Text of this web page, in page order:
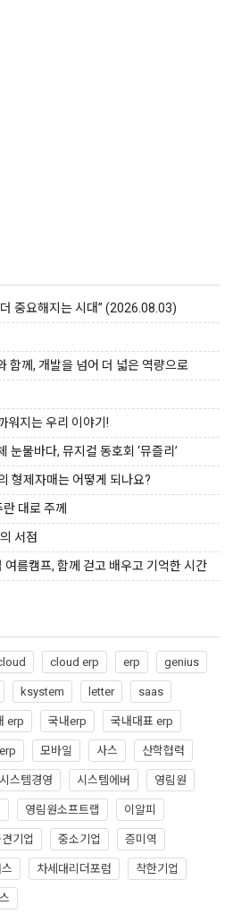
중요해지는 시대” (2026.08.03)
함께, 개발을 넘어 더 넓은 역량으로
워지는 우리 이야기!
눈물바다, 뮤지컬 동호회 ‘뮤즐리’
형제자매는 어떻게 되나요?
대로 주께
서점
여름캠프, 함께 걷고 배우고 기억한 시간
cloud erp erp
genius
ksystem letter
saas
erp 국내erp
국내대표 erp
모바일 사스
산학협력
시스템경영 시스템에버
영림원
영림원소프트랩
이알피
기업 중소기업
증미역
차세대리더포럼
착한기업